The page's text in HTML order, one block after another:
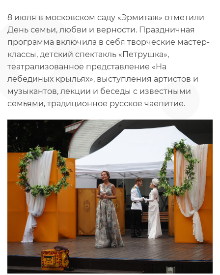
8 июля в московском саду «Эрмитаж» отметили
День семьи, любви и верности. Праздничная
программа включила в себя творческие мастер-
классы, детский спектакль «Петрушка»,
театрализованное представление «На
лебединых крыльях», выступления артистов и
музыкантов, лекции и беседы с известными
семьями, традиционное русское чаепитие.